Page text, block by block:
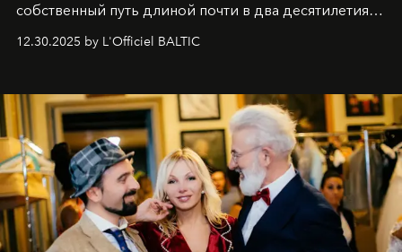
собственный путь длиной почти в два десятилетия.
Вместо привычного подведения итогов мы от всей
души говорим спасибо каждому, кто был с нами все
самыми искренними пожеланиями и теплом, ваша
командаL’Officiel Baltic .
12.30.2025 by L'Officiel BALTIC